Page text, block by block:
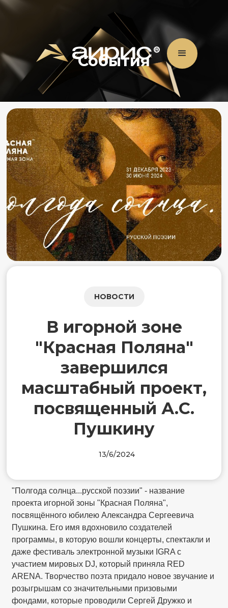
События
НОВОСТИ
В игорной зоне
"Красная Поляна"
завершился
масштабный проект,
посвященный А.С.
Пушкину
13/6/2024
"Полгода солнца...русской поэзии" - название
проекта игорной зоны "Красная Поляна",
посвящённого юбилею Александра Сергеевича
Пушкина. Его имя вдохновило создателей
программы, в которую вошли концерты, спектакли и
даже фестиваль электронной музыки IGRA с
участием мировых DJ, который приняла RED
ARENA. Творчество поэта придало новое звучание и
розыгрышам со значительными призовыми
фондами, которые проводили Сергей Дружко и